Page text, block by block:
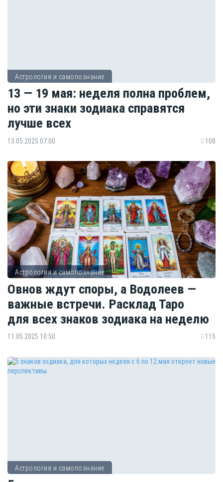
Астрология и самопознание
13 — 19 мая: неделя полна проблем,
но эти знаки зодиака справятся
лучше всех
13.05.2025 07:00 108
Астрология и самопознание
Овнов ждут споры, а Водолеев —
важные встречи. Расклад Таро
для всех знаков зодиака на неделю
11.05.2025 10:50 115
Астрология и самопознание